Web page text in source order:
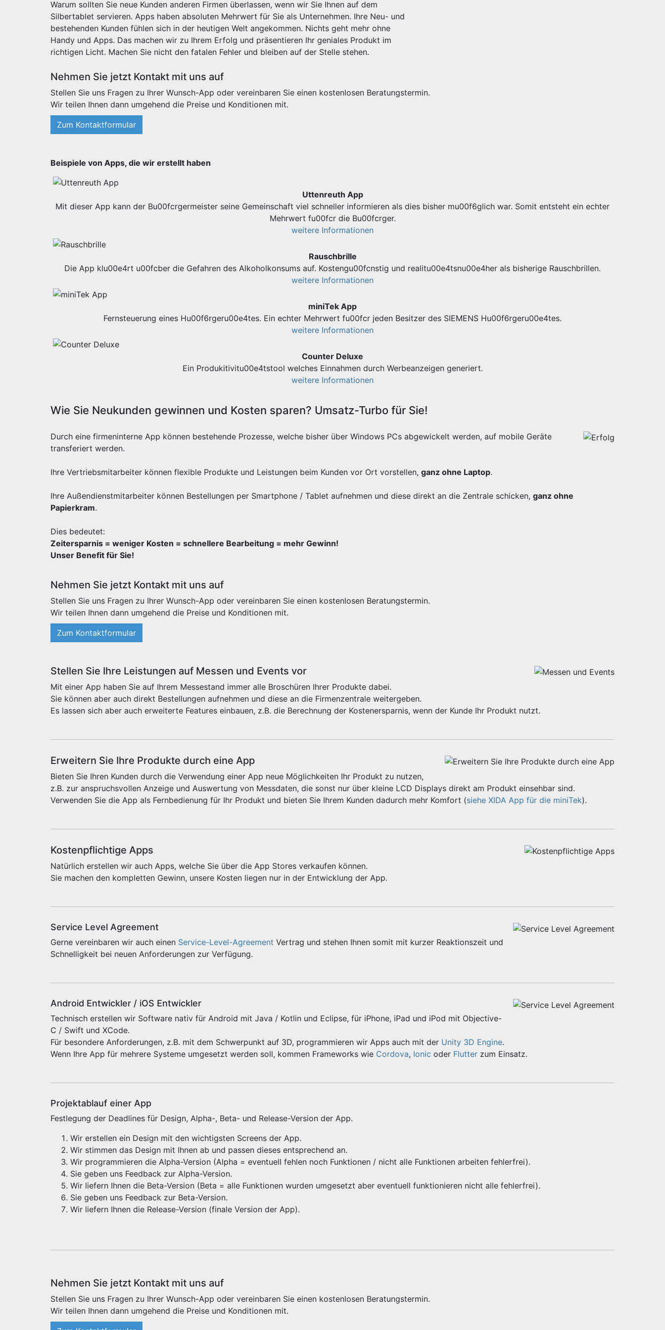
Warum sollten Sie neue Kunden anderen Firmen überlassen, wenn wir Sie Ihnen auf dem
Silbertablet servieren. Apps haben absoluten Mehrwert für Sie als Unternehmen. Ihre Neu- und
bestehenden Kunden fühlen sich in der heutigen Welt angekommen. Nichts geht mehr ohne
Handy und Apps. Das machen wir zu Ihrem Erfolg und präsentieren Ihr geniales Produkt im
richtigen Licht. Machen Sie nicht den fatalen Fehler und bleiben auf der Stelle stehen.
Nehmen Sie jetzt Kontakt mit uns auf
Stellen Sie uns Fragen zu Ihrer Wunsch-App oder vereinbaren Sie einen kostenlosen Beratungstermin.
Wir teilen Ihnen dann umgehend die Preise und Konditionen mit.
Zum Kontaktformular
Beispiele von Apps, die wir erstellt haben
Uttenreuth App
Mit dieser App kann der Bu00fcrgermeister seine Gemeinschaft viel schneller informieren als dies bisher mu00f6glich war. Somit entsteht ein echter
Mehrwert fu00fcr die Bu00fcrger.
weitere Informationen
Rauschbrille
Die App klu00e4rt u00fcber die Gefahren des Alkoholkonsums auf. Kostengu00fcnstig und realitu00e4tsnu00e4her als bisherige Rauschbrillen.
weitere Informationen
miniTek App
Fernsteuerung eines Hu00f6rgeru00e4tes. Ein echter Mehrwert fu00fcr jeden Besitzer des SIEMENS Hu00f6rgeru00e4tes.
weitere Informationen
Counter Deluxe
Ein Produkitivitu00e4tstool welches Einnahmen durch Werbeanzeigen generiert.
weitere Informationen
Wie Sie Neukunden gewinnen und Kosten sparen? Umsatz-Turbo für Sie!
Durch eine firmeninterne App können bestehende Prozesse, welche bisher über Windows PCs abgewickelt werden, auf mobile Geräte
transferiert werden.
Ihre Vertriebsmitarbeiter können flexible Produkte und Leistungen beim Kunden vor Ort vorstellen, ganz ohne Laptop.
Ihre Außendienstmitarbeiter können Bestellungen per Smartphone / Tablet aufnehmen und diese direkt an die Zentrale schicken, ganz ohne
Papierkram.
Dies bedeutet:
Zeitersparnis = weniger Kosten = schnellere Bearbeitung = mehr Gewinn!
Unser Benefit für Sie!
Nehmen Sie jetzt Kontakt mit uns auf
Stellen Sie uns Fragen zu Ihrer Wunsch-App oder vereinbaren Sie einen kostenlosen Beratungstermin.
Wir teilen Ihnen dann umgehend die Preise und Konditionen mit.
Zum Kontaktformular
Stellen Sie Ihre Leistungen auf Messen und Events vor
Mit einer App haben Sie auf Ihrem Messestand immer alle Broschüren Ihrer Produkte dabei.
Sie können aber auch direkt Bestellungen aufnehmen und diese an die Firmenzentrale weitergeben.
Es lassen sich aber auch erweiterte Features einbauen, z.B. die Berechnung der Kostenersparnis, wenn der Kunde Ihr Produkt nutzt.
Erweitern Sie Ihre Produkte durch eine App
Bieten Sie Ihren Kunden durch die Verwendung einer App neue Möglichkeiten Ihr Produkt zu nutzen,
z.B. zur anspruchsvollen Anzeige und Auswertung von Messdaten, die sonst nur über kleine LCD Displays direkt am Produkt einsehbar sind.
Verwenden Sie die App als Fernbedienung für Ihr Produkt und bieten Sie Ihrem Kunden dadurch mehr Komfort (siehe XIDA App für die miniTek).
Kostenpflichtige Apps
Natürlich erstellen wir auch Apps, welche Sie über die App Stores verkaufen können.
Sie machen den kompletten Gewinn, unsere Kosten liegen nur in der Entwicklung der App.
Service Level Agreement
Gerne vereinbaren wir auch einen Service-Level-Agreement Vertrag und stehen Ihnen somit mit kurzer Reaktionszeit und
Schnelligkeit bei neuen Anforderungen zur Verfügung.
Android Entwickler / iOS Entwickler
Technisch erstellen wir Software nativ für Android mit Java / Kotlin und Eclipse, für iPhone, iPad und iPod mit Objective-
C / Swift und XCode.
Für besondere Anforderungen, z.B. mit dem Schwerpunkt auf 3D, programmieren wir Apps auch mit der Unity 3D Engine.
Wenn Ihre App für mehrere Systeme umgesetzt werden soll, kommen Frameworks wie Cordova, Ionic oder Flutter zum Einsatz.
Projektablauf einer App
Festlegung der Deadlines für Design, Alpha-, Beta- und Release-Version der App.
Wir erstellen ein Design mit den wichtigsten Screens der App.
Wir stimmen das Design mit Ihnen ab und passen dieses entsprechend an.
Wir programmieren die Alpha-Version (Alpha = eventuell fehlen noch Funktionen / nicht alle Funktionen arbeiten fehlerfrei).
Sie geben uns Feedback zur Alpha-Version.
Wir liefern Ihnen die Beta-Version (Beta = alle Funktionen wurden umgesetzt aber eventuell funktionieren nicht alle fehlerfrei).
Sie geben uns Feedback zur Beta-Version.
Wir liefern Ihnen die Release-Version (finale Version der App).
Nehmen Sie jetzt Kontakt mit uns auf
Stellen Sie uns Fragen zu Ihrer Wunsch-App oder vereinbaren Sie einen kostenlosen Beratungstermin.
Wir teilen Ihnen dann umgehend die Preise und Konditionen mit.